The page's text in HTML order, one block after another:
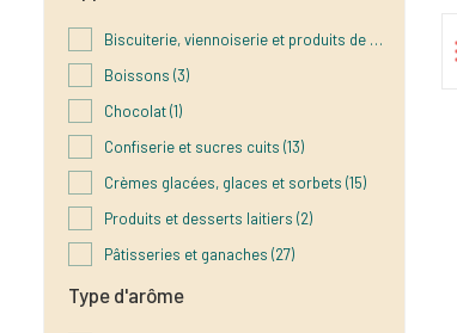
Biscuiterie, viennoiserie et produits de cuisson
Boissons (3)
Chocolat(1)
Confiserie et sucres cuits (13)
Crèmes glacées, glaces et sorbets (15)
Produits et desserts laitiers (2)
Pâtisseries et ganaches (27)
Type d'arôme